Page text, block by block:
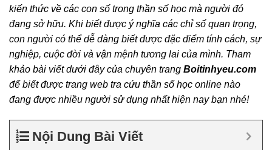
kiến thức về các con số trong thần số học mà người đó
đang sở hữu. Khi biết được ý nghĩa các chỉ số quan trọng,
con người có thể dễ dàng biết được đặc điểm tính cách, sự
nghiệp, cuộc đời và vận mệnh tương lai của mình. Tham
khảo bài viết dưới đây của chuyên trang Boitinhyeu.com
để biết được trang web tra cứu thần số học online nào
đang được nhiều người sử dụng nhất hiện nay bạn nhé!
Nội Dung Bài Viết